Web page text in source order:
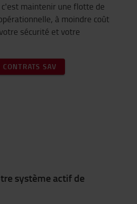
c'est maintenir une flotte de
à moindre coût
sécurité et votre
SAV
système actif de